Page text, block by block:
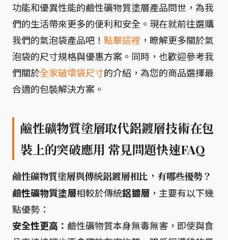
功能和優異性能的鹼性礦物質塗層產品問世，為我
們的生活帶來更多的便利和安全。現在就前往選購
我們的氣泡袋產品吧！ 點擊這裡 ，瞭解更多關於氣
泡袋的尺寸規格與優惠方案。同時，也歡迎參考我
們關於全家破壞袋尺寸的介紹，為您的商品選擇最
合適的包裝解決方案。
鹼性礦物質塗層取代鋁鍍層技術在包
裝上的突破應用 常見問題快速FAQ
鹼性礦物質塗層與傳統鋁鍍層相比，有哪些優勢？
鹼性礦物質塗層相較於傳統鋁鍍層 ，主要有以下幾
點優勢：
安全性更高： 鹼性礦物質本身無毒無害，即使與食